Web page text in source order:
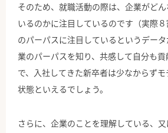
そのため、就職活動の際は、企業がど
いるのかに注目しているのです（実際
のパーパスに注目しているというデー
業のパーパスを知り、共感して自分も
で、入社してきた新卒者は少なからず
状態といえるでしょう。
さらに、企業のことを理解している、